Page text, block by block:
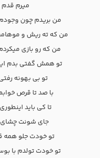
میرم
من بریدم چون
من که ته ریش و
من که رو بازی
تو همش گفتی بدم
تو بی بهونه
با صد تا قرص
تا کی باید
جای شونت چشای
تو خودت جلو همه
تو خودت تولدم با